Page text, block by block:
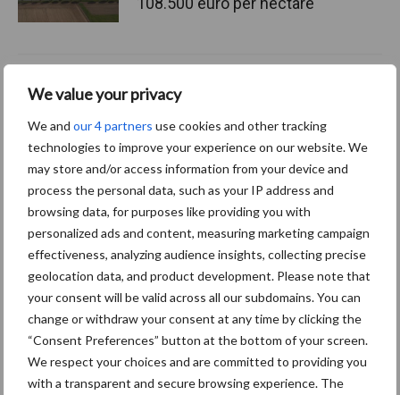
We value your privacy
We and our 4 partners use cookies and other tracking
technologies to improve your experience on our website. We
may store and/or access information from your device and
process the personal data, such as your IP address and
browsing data, for purposes like providing you with
personalized ads and content, measuring marketing campaign
effectiveness, analyzing audience insights, collecting precise
geolocation data, and product development. Please note that
your consent will be valid across all our subdomains. You can
change or withdraw your consent at any time by clicking the
“Consent Preferences” button at the bottom of your screen.
We respect your choices and are committed to providing you
with a transparent and secure browsing experience. The
Themapagina's
Machines Duurzaamheid
Kunstmeststrooier Pootmachine
Toon meer